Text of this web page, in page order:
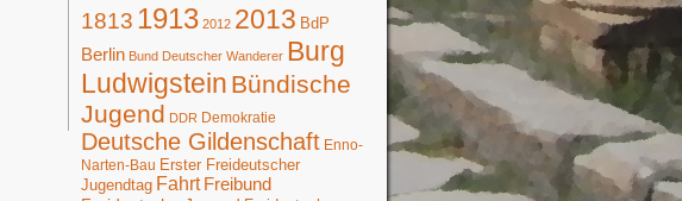
1813 1913 2012 2013 BdP
Berlin Bund Deutscher Wanderer Burg
Ludwigstein Bündische
Jugend DDR Demokratie
Deutsche Gildenschaft Enno-
Narten-Bau Erster Freideutscher
Jugendtag Fahrt Freibund